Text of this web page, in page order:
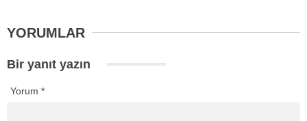
YORUMLAR
Bir yanıt yazın
Yorum *